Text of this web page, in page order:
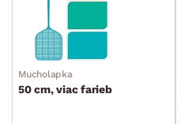
Mucholapka
50 cm, viac farieb